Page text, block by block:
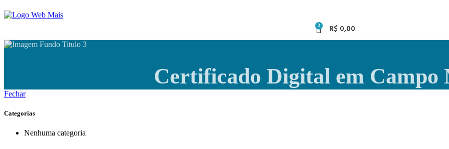
0 R$ 0,00
Certificado Digital em Campo
Fechar
Categorias
Nenhuma categoria